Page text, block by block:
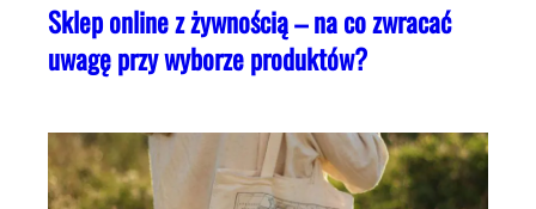
Sklep online z żywnością – na co zwracać
uwagę przy wyborze produktów?